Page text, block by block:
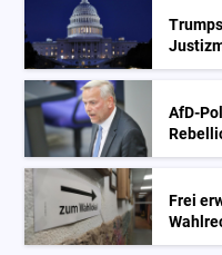
AfD-
Frei